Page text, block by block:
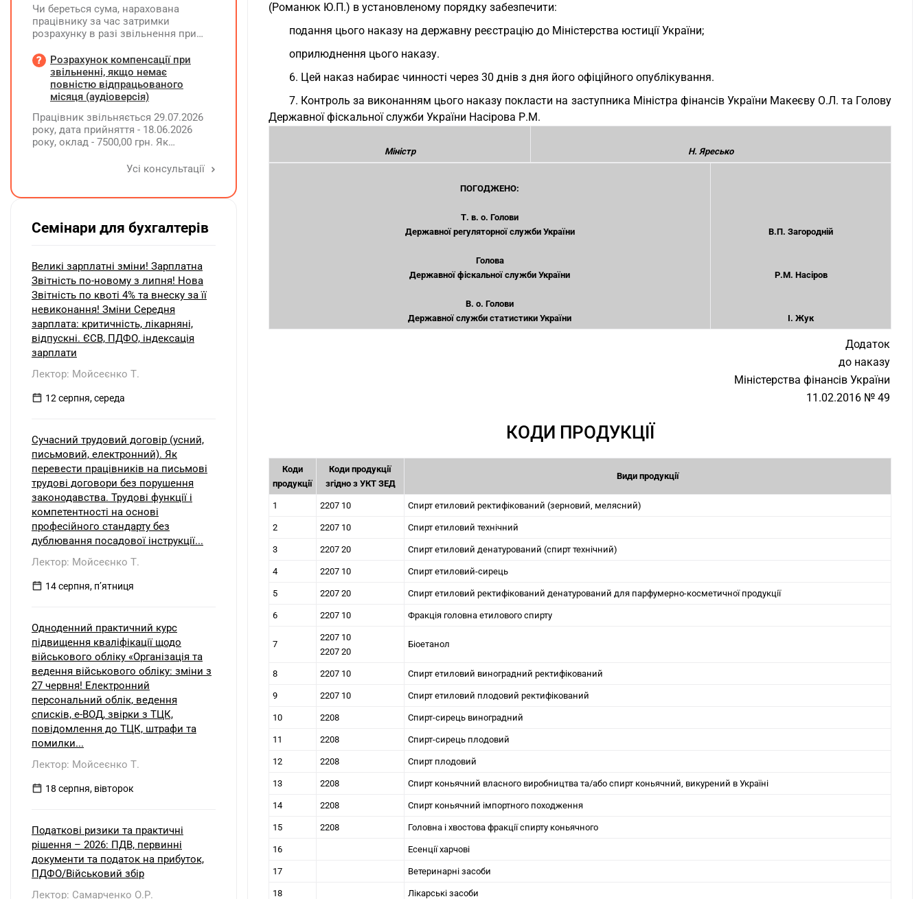
(Романюк Ю.П.) в установленому порядку забезпечити:
подання цього наказу на державну реєстрацію до Міністерства юстиції України;
оприлюднення цього наказу.
6. Цей наказ набирає чинності через 30 днів з дня його офіційного опублікування.
7. Контроль за виконанням цього наказу покласти на заступника Міністра фінансів України Макеєву О.Л. та Голову
Державної фіскальної служби України Насірова Р.М.
Міністр Н. Яресько
ПОГОДЖЕНО:
Т. в. о. Голови
Державної регуляторної служби України
Голова
Державної фіскальної служби України
В. о. Голови
Державної служби статистики України
В.П. Загородній
Р.М. Насіров
І. Жук
Додаток
до наказу
Міністерства фінансів України
11.02.2016 № 49
КОДИ ПРОДУКЦІЇ
Коди
продукції
Коди продукції
згідно з УКТ ЗЕД
Види продукції
1 2207 10 Спирт етиловий ректифікований (зерновий, мелясний)
2 2207 10 Спирт етиловий технічний
3 2207 20 Спирт етиловий денатурований (спирт технічний)
4 2207 10 Спирт етиловий-сирець
5 2207 20 Спирт етиловий ректифікований денатурований для парфумерно-косметичної продукції
6 2207 10 Фракція головна етилового спирту
7
2207 10
2207 20
Біоетанол
8 2207 10 Спирт етиловий виноградний ректифікований
9 2207 10 Спирт етиловий плодовий ректифікований
10 2208 Спирт-сирець виноградний
11 2208 Спирт-сирець плодовий
12 2208 Спирт плодовий
13 2208 Спирт коньячний власного виробництва та/або спирт коньячний, викурений в Україні
14 2208 Спирт коньячний імпортного походження
15 2208 Головна і хвостова фракції спирту коньячного
16 Есенції харчові
17 Ветеринарні засоби
18 Лікарські засоби
Чи береться сума, нарахована
працівнику за час затримки
розрахунку в разі звільнення при
заробітної плати (винагороди), для
розрахунку внеску на підтримку
працевлаштування осіб з
інвалідністю?
Розрахунок компенсації при
звільненні, якщо немає
повністю відпрацьованого
місяця (аудіоверсія)
Працівник звільняється 29.07.2026
року, дата прийняття - 18.06.2026
року, оклад - 7500,00 грн. Як
невикористаних днів відпустки при
Усі консультації
Семінари для бухгалтерів
Великі зарплатні зміни! Зарплатна
Звітність по-новому з липня! Нова
Звітність по квоті 4% та внеску за її
невиконання! Зміни Середня
зарплата: критичність, лікарняні,
відпускні. ЄСВ, ПДФО, індексація
зарплати
Лектор: Мойсеєнко Т.
12 серпня, середа
Сучасний трудовий договір (усний,
письмовий, електронний). Як
перевести працівників на письмові
трудові договори без порушення
законодавства. Трудові функції і
компетентності на основі
професійного стандарту без
дублювання посадової інструкції...
Лектор: Мойсеєнко Т.
14 серпня, пʼятниця
Одноденний практичний курс
підвищення кваліфікації щодо
військового обліку «Організація та
ведення військового обліку: зміни з
27 червня! Електронний
персональний облік, ведення
списків, е-ВОД, звірки з ТЦК,
повідомлення до ТЦК, штрафи та
помилки...
Лектор: Мойсеєнко Т.
18 серпня, вівторок
Податкові ризики та практичні
рішення – 2026: ПДВ, первинні
документи та податок на прибуток,
ПДФО/Військовий збір
Лектор: Самарченко О.Р.